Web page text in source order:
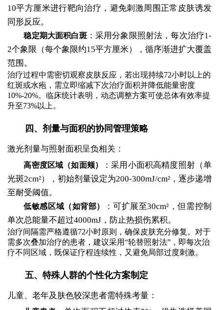
10平方厘米进行靶向治疗，避免刺激周围正常皮肤诱发
同形反应。
稳定期大面积白斑：采用分象限照射法，每次治疗1-
2个象限（每个象限约15平方厘米），循序渐进扩大覆盖
范围。
治疗过程中需密切观察皮肤反应，若出现持续72小时以上的
红斑或水疱，需立即缩减下次治疗面积并降低能量密度
10%-20%。临床统计表明，动态调整方案可使总体有效率提
升至73%以上。
四、剂量与面积的协同管理策略
激光剂量与照射面积呈负相关：
高密度区域（如面颊）
：采用小面积高精度照射（单
光斑2cm²），初始剂量设定为200-300mJ/cm²，逐步递增
至耐受阈值。
低敏感区域（如背部）
：可扩展至30cm²，但需控制
单次总能量不超过4000mJ，防止热损伤累积。
治疗间隔需严格遵循72小时原则，确保皮肤充分修复。对于
需多次叠加治疗的患者，建议采用“轮替照射法”，即每次治
疗不同区域，既保证疗程连续性，又避免局部过度刺激。
五、特殊人群的个性化方案制定
儿童、老年及肤色较深患者需特殊考量：